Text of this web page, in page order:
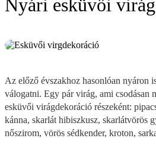
Nyári esküvői
Az előző évszakhoz hasonlóan nyáron
válogatni. Egy pár virág, ami csodásan
esküvői virágdekoráció részeként:
kánna, skarlát hibiszkusz, skarlátvörös
nőszirom, vörös sédkender, kroton,